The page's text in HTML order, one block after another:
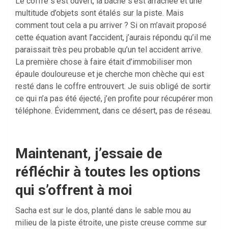
multitude d’objets sont étalés sur la piste. Mais
comment tout cela a pu arriver ? Si on m’avait proposé
cette équation avant l’accident, j’aurais répondu qu’il me
paraissait très peu probable qu’un tel accident arrive.
La première chose à faire était d’immobiliser mon
épaule douloureuse et je cherche mon chèche qui est
resté dans le coffre entrouvert. Je suis obligé de sortir
ce qui n’a pas été éjecté, j’en profite pour récupérer mon
téléphone. Évidemment, dans ce désert, pas de réseau.
Maintenant, j’essaie de
réfléchir à toutes les options
qui s’offrent à moi
Sacha est sur le dos, planté dans le sable mou au
milieu de la piste étroite, une piste creuse comme sur